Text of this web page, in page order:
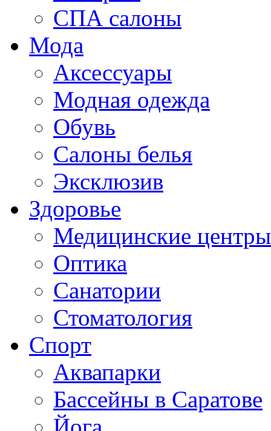
СПА салоны
Мода
Аксессуары
Модная одежда
Обувь
Салоны белья
Эксклюзив
Здоровье
Медицинские центры
Оптика
Санатории
Стоматология
Спорт
Аквапарки
Бассейны в Саратове